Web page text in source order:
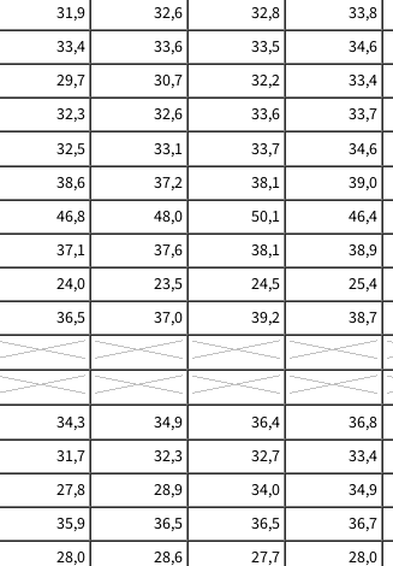
31,9 32,6 32,8
33,8
33,4 33,6 33,5
34,6
29,7 30,7 32,2
33,4
32,3 32,6 33,6
33,7
32,5 33,1 33,7
34,6
38,6 37,2 38,1
39,0
46,8 48,0 50,1
46,4
37,1 37,6 38,1
38,9
24,0 23,5 24,5
25,4
36,5 37,0 39,2
38,7
34,3 34,9 36,4
36,8
31,7 32,3 32,7
33,4
27,8 28,9 34,0
34,9
35,9 36,5 36,5
36,7
28,0 28,6 27,7
28,0